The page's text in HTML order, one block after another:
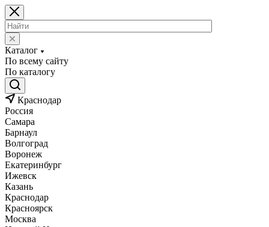
Каталог
По всему сайту
По каталогу
Краснодар
Россия
Самара
Барнаул
Волгоград
Воронеж
Екатеринбург
Ижевск
Казань
Краснодар
Красноярск
Москва